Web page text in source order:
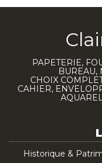
PAPETERIE,
BUREAU,
CHOIX
CAHIER,
Historique &